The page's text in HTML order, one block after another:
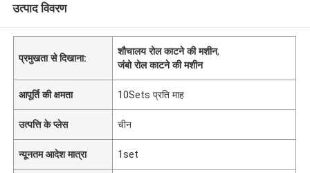
उत्पाद विवरण
प्रमुखता से दिखाना:
शौचालय रोल काटने की मशीन,
जंबो रोल काटने की मशीन
आपूर्ति की क्षमता 10Sets प्रति माह
उत्पत्ति के प्लेस चीन
न्यूनतम आदेश मात्रा 1set